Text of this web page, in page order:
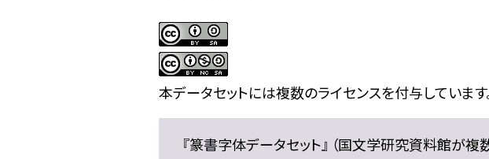
本データセットには複数のライセンスを付与しています
『篆書字体データセット』 （国文学研究資料館が